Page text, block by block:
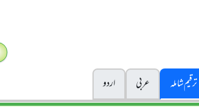
ترقیم شاملہ عربی
اردو